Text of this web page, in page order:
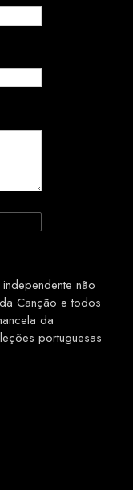
não
Canção e todos
da
portuguesas